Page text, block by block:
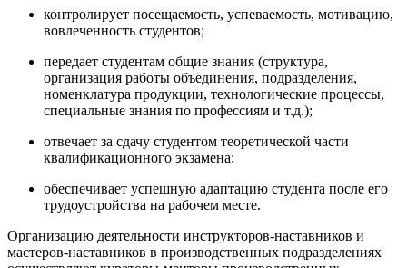
контролирует посещаемость, успеваемость, мотивацию,
вовлеченность студентов;
передает студентам общие знания (структура,
организация работы объединения, подразделения,
номенклатура продукции, технологические процессы,
специальные знания по профессиям и т.д.);
отвечает за сдачу студентом теоретической части
квалификационного экзамена;
обеспечивает успешную адаптацию студента после его
трудоустройства на рабочем месте.
Организацию деятельности инструкторов-наставников и
мастеров-наставников в производственных подразделениях